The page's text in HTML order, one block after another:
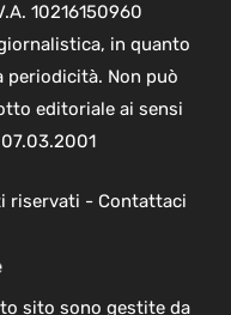
10216150960
in quanto
periodicità. Non può
editoriale ai sensi
riservati - Contattaci
sito sono gestite da